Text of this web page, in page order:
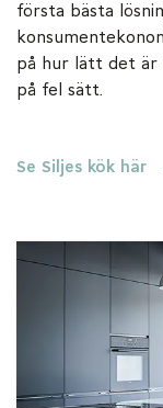
första bästa
på hur lätt det är
på fel sätt.
Se Siljes kök här